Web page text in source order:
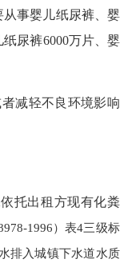
从事婴儿纸尿裤、婴
尿裤6000万片、婴
减轻不良环境影响
托出租方现有化粪
1996）表4三级标
排入城镇下水道水质